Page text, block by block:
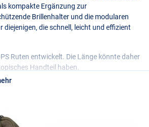
kompakte Ergänzung zur
Brillenhalter und die modularen
die schnell, leicht und effizient
Ruten entwickelt. Die Länge könnte daher
Handteil haben.